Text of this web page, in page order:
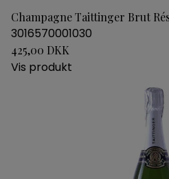
Champagne Taittinger Brut
3016570001030
425,00 DKK
Vis produkt